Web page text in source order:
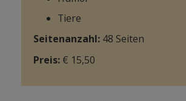
Tiere
Seitenanzahl: 48 Seiten
Preis: € 15,50